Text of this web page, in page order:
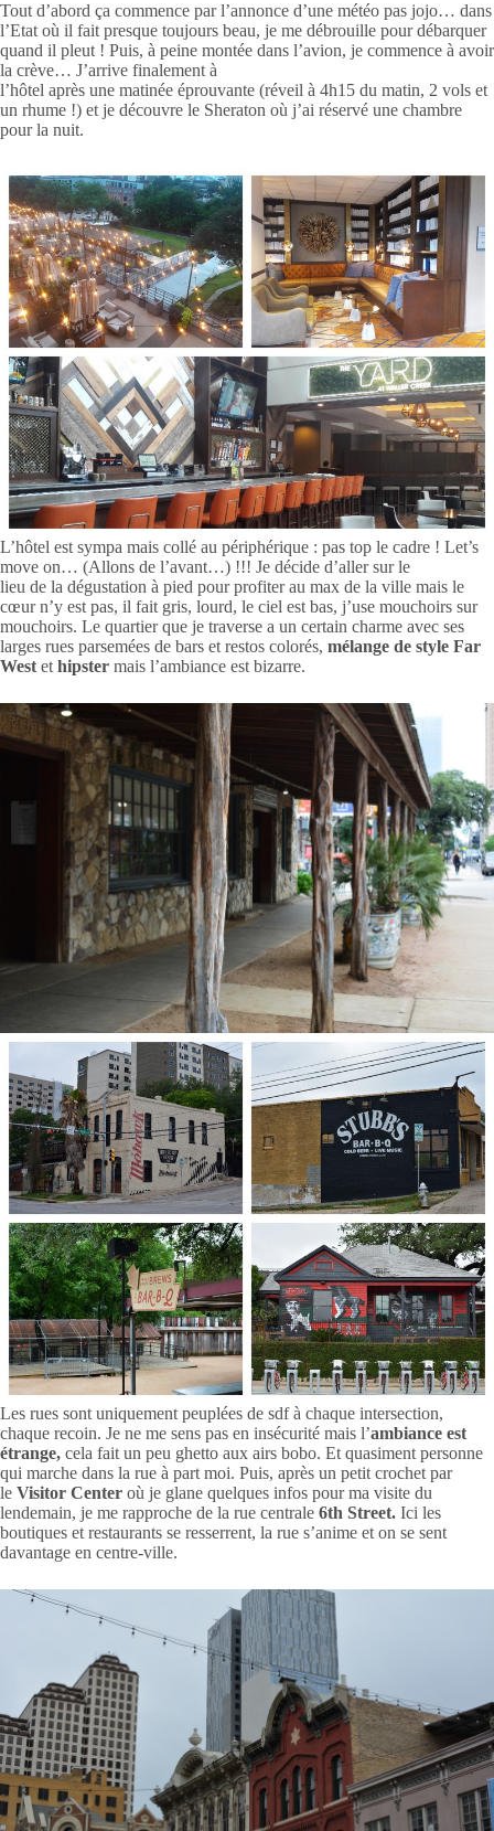
Tout d’abord ça commence par l’annonce d’une météo pas jojo… dans
l’Etat où il fait presque toujours beau, je me débrouille pour débarquer
quand il pleut ! Puis, à peine montée dans l’avion, je commence à avoir
la crève… J’arrive finalement à
l’hôtel après une matinée éprouvante (réveil à 4h15 du matin, 2 vols et
un rhume !) et je découvre le Sheraton où j’ai réservé une chambre
pour la nuit.
L’hôtel est sympa mais collé au périphérique : pas top le cadre ! Let’s
move on… (Allons de l’avant…) !!! Je décide d’aller sur le
lieu de la dégustation à pied pour profiter au max de la ville mais le
cœur n’y est pas, il fait gris, lourd, le ciel est bas, j’use mouchoirs sur
mouchoirs. Le quartier que je traverse a un certain charme avec ses
larges rues parsemées de bars et restos colorés, mélange de style Far
West et hipster mais l’ambiance est bizarre.
Les rues sont uniquement peuplées de sdf à chaque intersection,
chaque recoin. Je ne me sens pas en insécurité mais l’ambiance est
étrange, cela fait un peu ghetto aux airs bobo. Et quasiment personne
qui marche dans la rue à part moi. Puis, après un petit crochet par
le Visitor Center où je glane quelques infos pour ma visite du
lendemain, je me rapproche de la rue centrale 6th Street. Ici les
boutiques et restaurants se resserrent, la rue s’anime et on se sent
davantage en centre-ville.